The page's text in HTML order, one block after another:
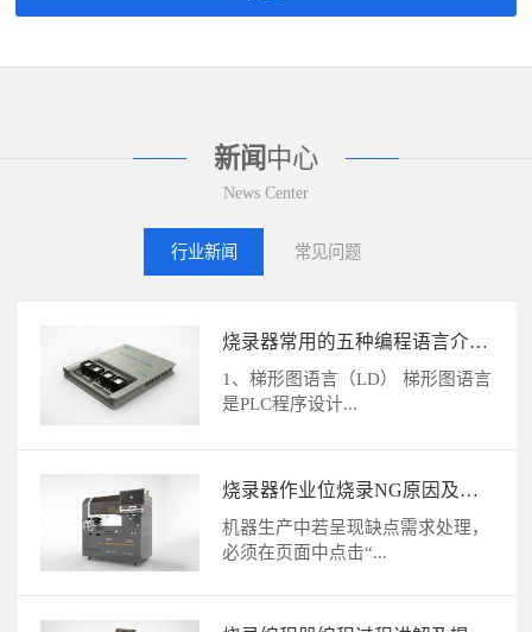
新闻 中心
News Center
行业新闻 常见问题
烧录器常用的五种编程语言介绍
1、梯形图语言（LD） 梯形图语言
是PLC程序设计...
烧录器作业位烧录NG原因及解
机器生产中若呈现缺点需求处理，
必须在页面中点击“...